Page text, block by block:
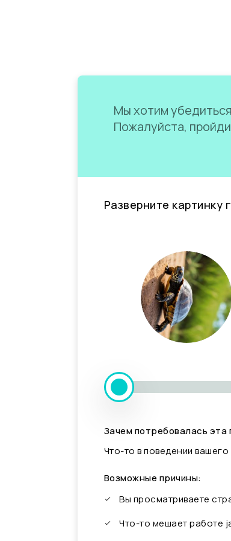
Мы хотим
Пожалуйста,
Разверните картинку
Зачем потребовалась эта
Что-то в поведении
Возможные причины:
Вы просматриваете
Что-то мешает работе